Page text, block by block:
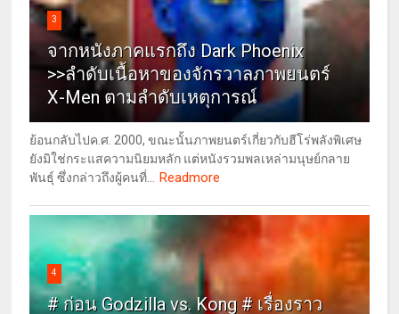
3
จากหนังภาคแรกถึง Dark Phoenix
>>ลำดับเนื้อหาของจักรวาลภาพยนตร์
X-Men ตามลำดับเหตุการณ์
ย้อนกลับไปค.ศ. 2000, ขณะนั้นภาพยนตร์เกี่ยวกับฮีโร่พลังพิเศษ
ยังมิใช่กระแสความนิยมหลัก แต่หนังรวมพลเหล่ามนุษย์กลาย
พันธุ์ ซึ่งกล่าวถึงผู้คนที่...
Readmore
4
# ก่อน Godzilla vs. Kong # เรื่องราว